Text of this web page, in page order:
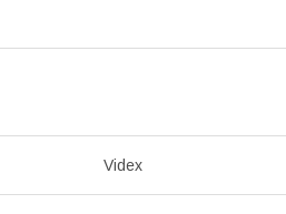
Videx